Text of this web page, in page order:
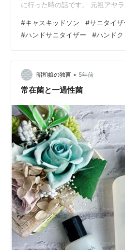
に行った時の話です。 元祖アヤ
ます。 私は食料品目的でどちら
タンスに行くと移動途中に化粧品
れで、エスカレーターのすぐ隣
く商品がこまごまと並んでいる
づいて見てみると手の消毒をする
フィリピンではコロナに関…
#キャスキッドソン #サニタイザ
#ハンドサニタイザー #ハンドク
昭和娘の独言 • 5年前
常在菌と一過性菌